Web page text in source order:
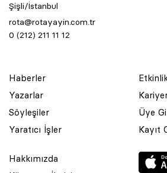
Şişli/İstanbul
rota@rotayayin.com.tr
0 (212) 211 11 12
Haberler
Yazarlar
Söyleşiler
Yaratıcı İşler
Üye
Kayıt
Hakkımızda
Yazı Ve Çizimlerin Her Hakkı
kodlanmıştır.